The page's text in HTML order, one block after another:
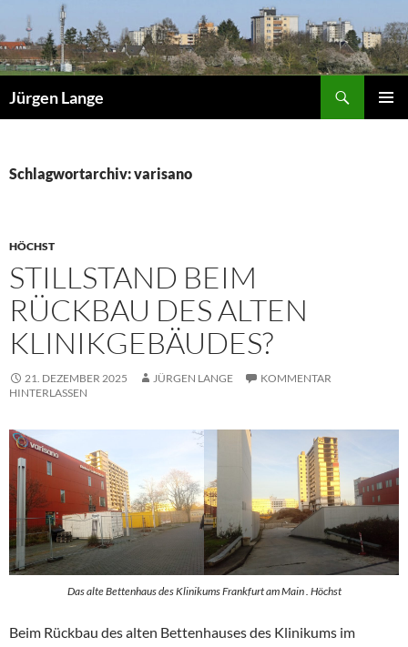
Inhalt
springen
Jürgen Lange
Schlagwortarchiv: varisano
HÖCHST
STILLSTAND BEIM
RÜCKBAU DES ALTEN
KLINIKGEBÄUDES?
21. DEZEMBER 2025 JÜRGEN LANGE
KOMMENTAR
HINTERLASSEN
Das alte Bettenhaus des Klinikums Frankfurt am Main . Höchst
Beim Rückbau des alten Bettenhauses des Klinikums im